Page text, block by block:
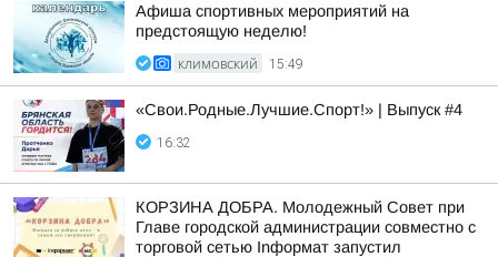
Афиша спортивных мероприятий на
предстоящую неделю!
КЛИМОВСКИЙ 15:49
«Свои.Родные.Лучшие.Спорт!» | Выпуск #4
16:32
КОРЗИНА ДОБРА. Молодежный Совет при
Главе городской администрации совместно с
торговой сетью Inформат запустил